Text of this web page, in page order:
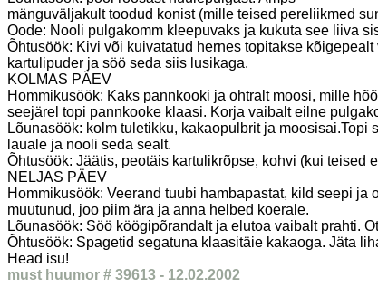
mänguväljakult toodud konist (mille teised pereliikmed
Oode: Nooli pulgakomm kleepuvaks ja kukuta see liiva
Õhtusöök: Kivi või kuivatatud hernes topitakse
kartulipuder ja söö seda siis lusikaga.
KOLMAS PÄEV
Hommikusöök: Kaks pannkooki ja ohtralt moosi, mille
seejärel topi pannkooke klaasi. Korja vaibalt eilne
Lõunasöök: kolm tuletikku, kakaopulbrit ja
lauale ja nooli seda sealt.
Õhtusöök: Jäätis, peotäis kartulikrõpse, kohvi (kui teised
NELJAS PÄEV
Hommikusöök: Veerand tuubi hambapastat, kild seepi
muutunud, joo piim ära ja anna helbed koerale.
Lõunasöök: Söö köögipõrandalt ja elutoa vaibalt prahti.
Õhtusöök: Spagetid segatuna klaasitäie kakaoga. Jäta
Head isu!
must huumor # 39613 - 12.02.2002